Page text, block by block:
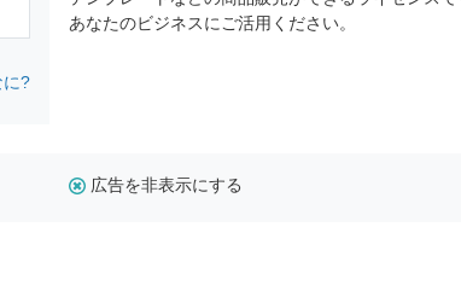
に?
あなたのビジネスにご活用ください。
広告を非表示にする